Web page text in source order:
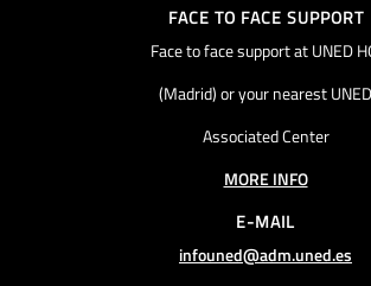
FACE TO FACE SUPPORT
Face to face support at UNED
(Madrid) or your nearest UNED
Associated Center
MORE INFO
E-MAIL
infouned@adm.uned.es